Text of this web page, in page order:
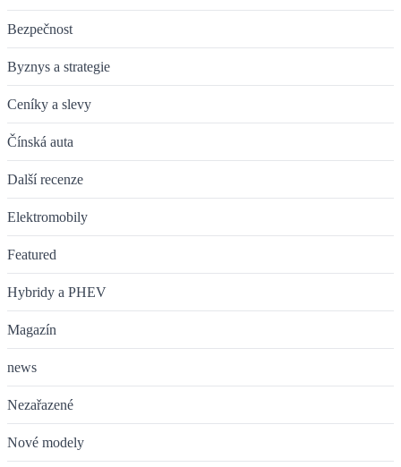
Bezpečnost
Byznys a strategie
Ceníky a slevy
Čínská auta
Další recenze
Elektromobily
Featured
Hybridy a PHEV
Magazín
news
Nezařazené
Nové modely